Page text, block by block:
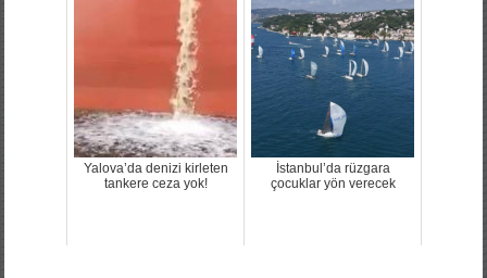
Yalova’da denizi kirleten
tankere ceza yok!
İstanbul’da rüzgara
çocuklar yön verecek